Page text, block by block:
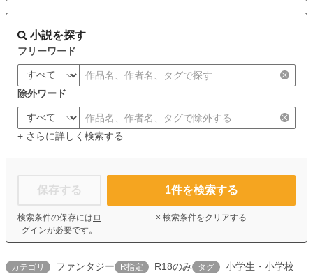
小説を探す
フリーワード
除外ワード
+ さらに詳しく検索する
保存する
検索条件の保存には ロ
グインが必要です。
1件を検索する
× 検索条件をクリアする
カテゴリ ファンタジー R指定 R18のみ タグ 小学生・小学校